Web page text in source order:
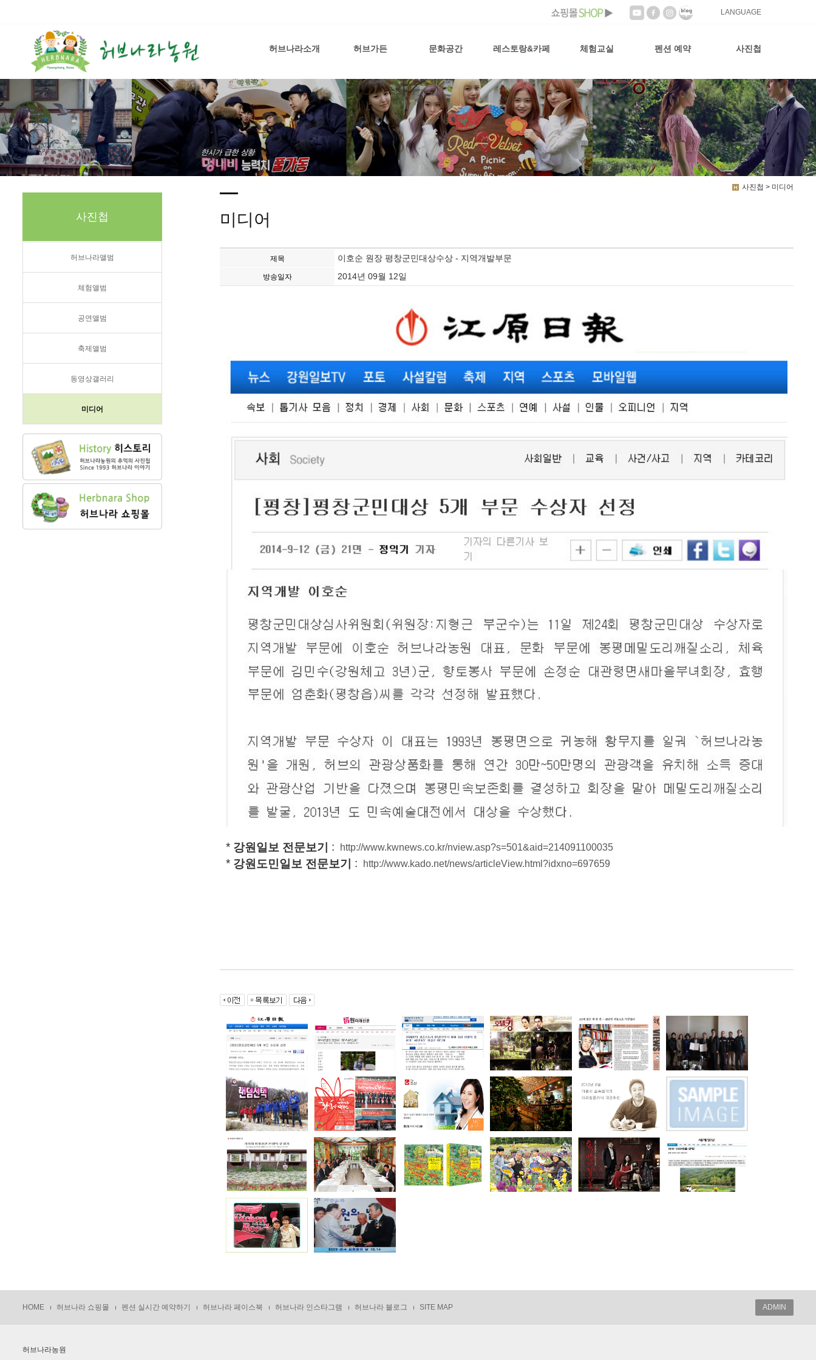
LANGUAGE
허브나라소개 허브가든 문화공간 레스토랑&카페 체험교실 펜션 예약 사진첩
사진첩 > 미디어
사진첩
허브나라앨범
체험앨범
공연앨범
축제앨범
동영상갤러리
미디어
미디어
제목 이호순 원장 평창군민대상수상 - 지역개발부문
방송일자 2014년 09월 12일
* 강원일보 전문보기 : http://www.kwnews.co.kr/nview.asp?s=501&aid=214091100035
* 강원도민일보 전문보기 : http://www.kado.net/news/articleView.html?idxno=697659
HOME 허브나라 쇼핑몰 펜션 실시간 예약하기 허브나라 페이스북 허브나라 인스타그램 허브나라 블로그 SITE MAP ADMIN
허브나라농원